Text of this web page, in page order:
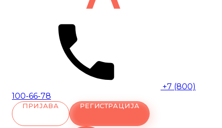
+7 (800)
100-66-78
ПРИЈАВА РЕГИСТРАЦИЈА